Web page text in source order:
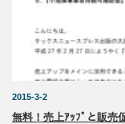
2015-3-2
無料！売上ｱｯﾌﾟと販売